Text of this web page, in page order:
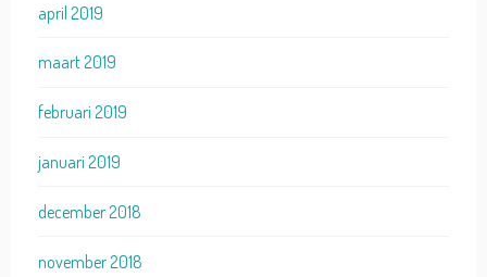
april 2019
maart 2019
februari 2019
januari 2019
december 2018
november 2018